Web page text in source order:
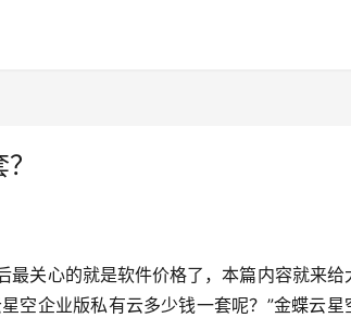
关心的就是软件价格了，本篇内容就来给
空企业版私有云多少钱一套呢？”金蝶云星